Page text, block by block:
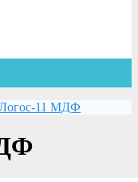
11 МДФ